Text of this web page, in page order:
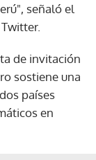
señaló el
de invitación
sostiene una
países
en